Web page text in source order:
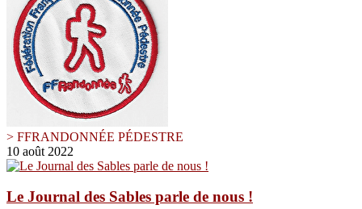
> FFRANDONNÉE PÉDESTRE
10 août 2022
Le Journal des Sables parle de nous !